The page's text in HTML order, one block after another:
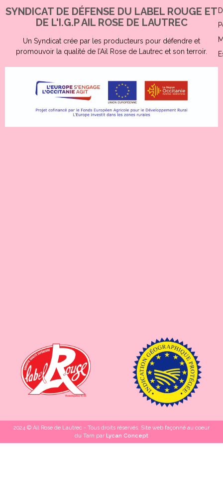
SYNDICAT DE DÉFENSE DU LABEL ROUGE ET
DE L'I.G.P AIL ROSE DE LAUTREC
Un Syndicat crée par les producteurs pour défendre et
promouvoir la qualité de l’Ail Rose de Lautrec et son terroir.
2024 © Ail Rose de Lautrec - Tous droits réservés. Site web façonné au coeur
du Tarn par Lycan Concept